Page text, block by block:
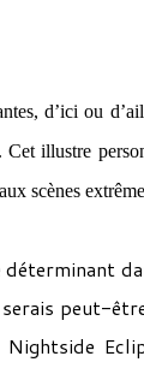
d’ici ou
illustre
scènes
serais peut-